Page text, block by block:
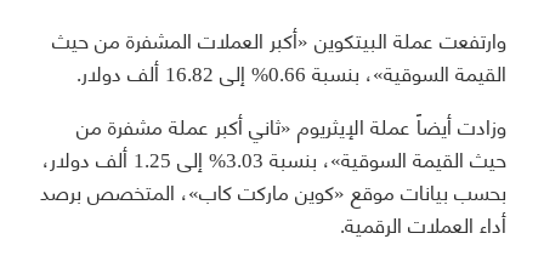
وارتفعت عملة البيتكوين «أكبر العملات المشفرة من حيث
القيمة السوقية»، بنسبة 0.66% إلى 16.82 ألف دولار.
وزادت أيضاً عملة الإيثريوم «ثاني أكبر عملة مشفرة من
حيث القيمة السوقية»، بنسبة 3.03% إلى 1.25 ألف دولار،
بحسب بيانات موقع «كوين ماركت كاب»، المتخصص برصد
أداء العملات الرقمية.